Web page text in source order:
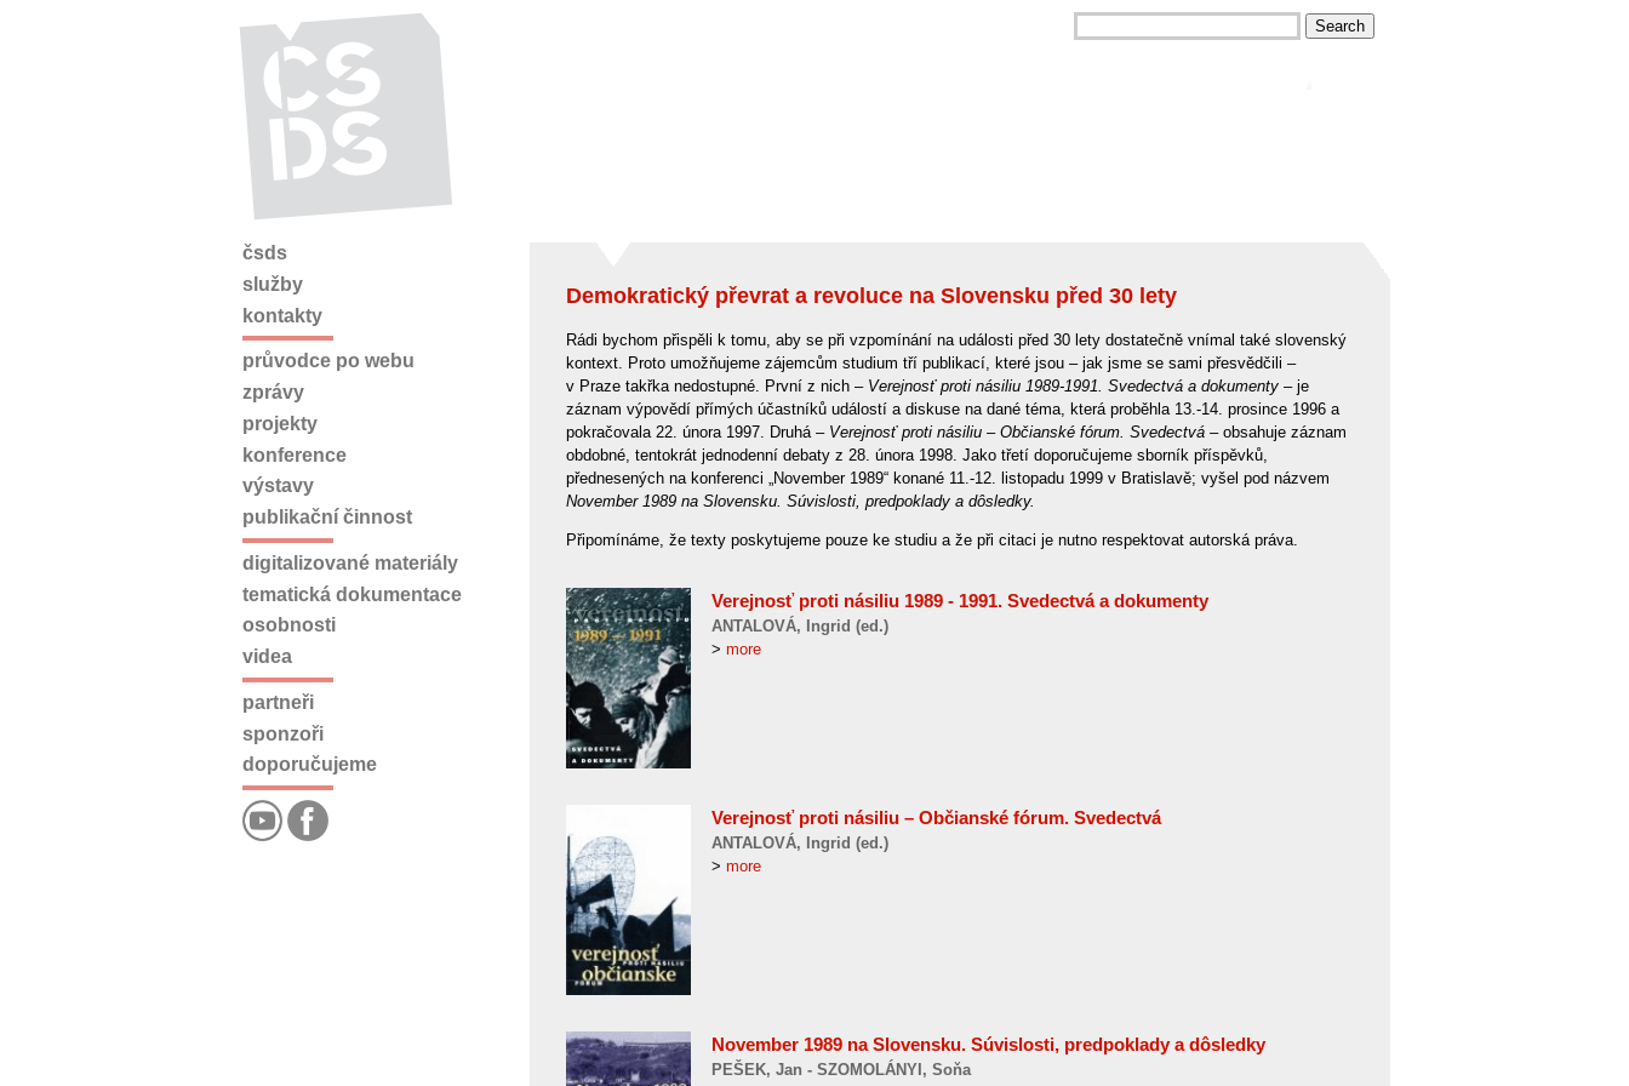
Demokratický převrat a revoluce na Slovensku před 30 lety
Rádi bychom přispěli k tomu, aby se při vzpomínání na události před 30 lety dostatečně vnímal také slovenský
kontext. Proto umožňujeme zájemcům studium tří publikací, které jsou – jak jsme se sami přesvědčili –
v Praze takřka nedostupné. První z nich – Verejnosť proti násiliu 1989-1991. Svedectvá a dokumenty – je
záznam výpovědí přímých účastníků událostí a diskuse na dané téma, která proběhla 13.-14. prosince 1996 a
pokračovala 22. února 1997. Druhá – Verejnosť proti násiliu – Občianské fórum. Svedectvá – obsahuje záznam
obdobné, tentokrát jednodenní debaty z 28. února 1998. Jako třetí doporučujeme sborník příspěvků,
přednesených na konferenci „November 1989“ konané 11.-12. listopadu 1999 v Bratislavě; vyšel pod názvem
November 1989 na Slovensku. Súvislosti, predpoklady a dôsledky.
Připomínáme, že texty poskytujeme pouze ke studiu a že při citaci je nutno respektovat autorská práva.
Verejnosť proti násiliu 1989 - 1991. Svedectvá a dokumenty
ANTALOVÁ, Ingrid (ed.)
> more
Verejnosť proti násiliu – Občianské fórum. Svedectvá
ANTALOVÁ, Ingrid (ed.)
> more
November 1989 na Slovensku. Súvislosti, predpoklady a dôsledky
PEŠEK, Jan - SZOMOLÁNYI, Soňa
čsds
služby
kontakty
průvodce po webu
zprávy
projekty
konference
výstavy
publikační činnost
digitalizované materiály
tematická dokumentace
osobnosti
videa
partneři
sponzoři
doporučujeme